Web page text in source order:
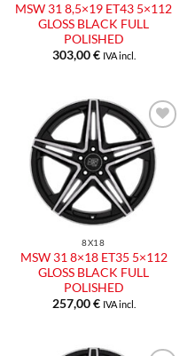
MSW 31 8,5×19 ET43 5×112
GLOSS BLACK FULL
POLISHED
303,00€ IVA incl.
8X18
MSW 31 8×18 ET35 5×112
GLOSS BLACK FULL
POLISHED
257,00€ IVA incl.